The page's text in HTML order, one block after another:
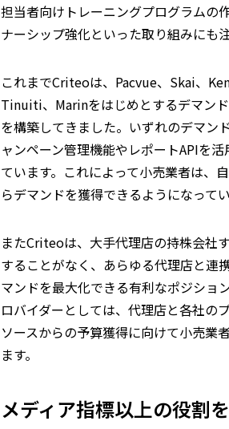
担当者向けトレーニングプログラムの
ナーシップ強化といった取り組みにも
これまでCriteoは、Pacvue、Skai、
Tinuiti、Marinをはじめとするデマン
を構築してきました。いずれのデマン
ャンペーン管理機能やレポートAPIを
ています。これによって小売業者は、
らデマンドを獲得できるようになってい
またCriteoは、大手代理店の持株会社
することがなく、あらゆる代理店と連
マンドを最大化できる有利なポジショ
ロバイダーとしては、代理店と各社の
ソースからの予算獲得に向けて小売業
ます。
メディア指標以上の役割